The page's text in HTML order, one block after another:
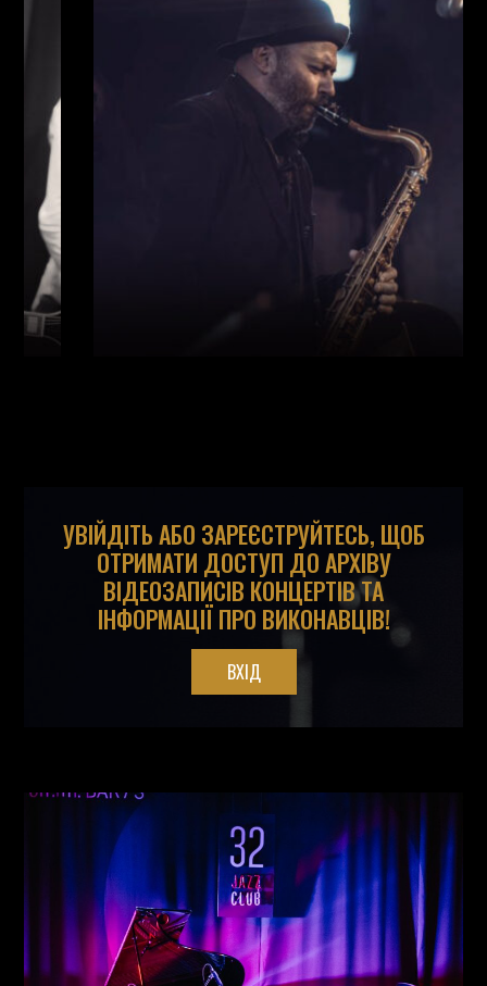
Богдан Кравчук Саксофон
Олександр Ємець (Контрабас
УВІЙДІТЬ АБО ЗАРЕЄСТРУЙТЕСЬ, ЩОБ
ОТРИМАТИ ДОСТУП ДО АРХІВУ
ВІДЕОЗАПИСІВ КОНЦЕРТІВ ТА
ІНФОРМАЦІЇ ПРО ВИКОНАВЦІВ!
ВХІД